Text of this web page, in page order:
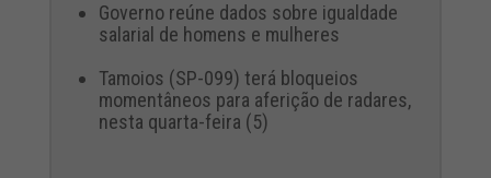
Governo reúne dados sobre igualdade
salarial de homens e mulheres
Tamoios (SP-099) terá bloqueios
momentâneos para aferição de radares,
nesta quarta-feira (5)